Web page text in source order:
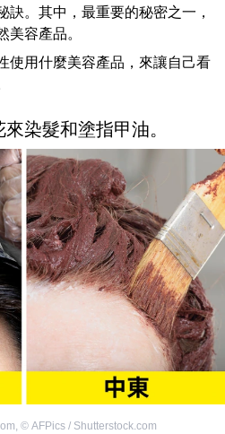
訣。其中，最重要的秘密之一，
美容產品。
使用什麼美容產品，來讓自己看
染髮和塗指甲油。
© AFPics / Shutterstock.com